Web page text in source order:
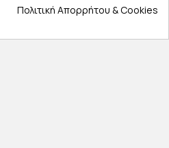
Πολιτική Απορρήτου & Cookies